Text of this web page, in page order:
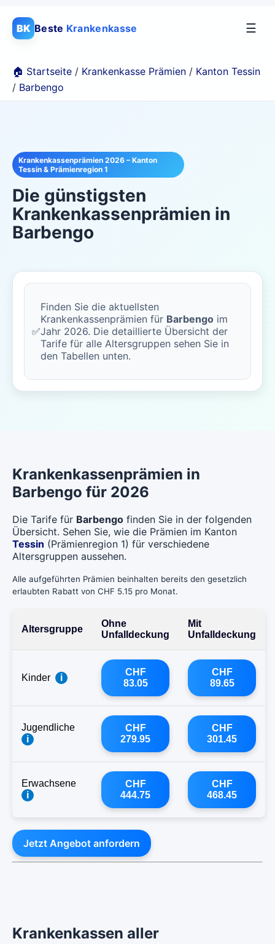
BK Beste Krankenkasse ☰
🏠 Startseite / Krankenkasse Prämien / Kanton Tessin
/ Barbengo
Krankenkassenprämien 2026 – Kanton
Tessin & Prämienregion 1
Die günstigsten
Krankenkassenprämien in
Barbengo
✅
Finden Sie die aktuellsten
Krankenkassenprämien für Barbengo im
Jahr 2026. Die detaillierte Übersicht der
Tarife für alle Altersgruppen sehen Sie in
den Tabellen unten.
Krankenkassenprämien in
Barbengo für 2026
Die Tarife für Barbengo finden Sie in der folgenden
Übersicht. Sehen Sie, wie die Prämien im Kanton
Tessin (Prämienregion 1) für verschiedene
Altersgruppen aussehen.
Alle aufgeführten Prämien beinhalten bereits den gesetzlich
erlaubten Rabatt von CHF 5.15 pro Monat.
Altersgruppe
Ohne
Unfalldeckung
Mit
Unfalldeckung
Kinder i
CHF
83.05
CHF
89.65
Jugendliche
i
CHF
279.95
CHF
301.45
Erwachsene
i
CHF
444.75
CHF
468.45
Jetzt Angebot anfordern
Krankenkassen aller